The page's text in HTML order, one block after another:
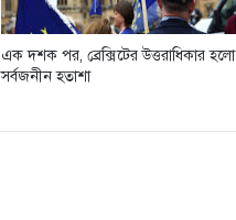
এক দশক পর, ব্রেক্সিটের উত্তরাধিকার হলো
সর্বজনীন হতাশা